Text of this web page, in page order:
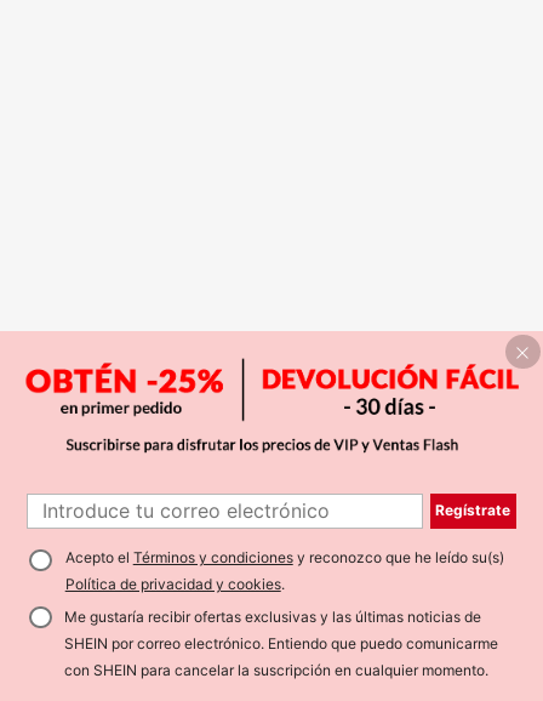
Regístrate
Acepto el Términos y condicionesy reconozco que he leído su(s)
Política de privacidad y cookies.
Me gustaría recibir ofertas exclusivas y las últimas noticias de
SHEIN por correo electrónico. Entiendo que puedo comunicarme
con SHEIN para cancelar la suscripción en cualquier momento.